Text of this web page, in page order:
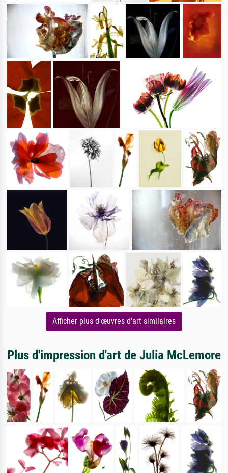
Afficher plus d'œuvres d'art similaires
Plus d'impression d'art de Julia McLemore